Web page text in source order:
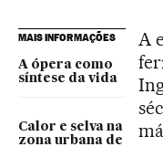
MAIS INFORMAÇÕES
A ópera como
síntese da vida
Calor e selva na
zona urbana de
A